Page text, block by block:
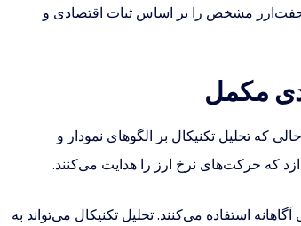
مشخص را بر اساس ثبات اقتصادی و
که تحلیل تکنیکال بر الگوهای نمودار و
که حرکت‌های نرخ ارز را هدایت می‌کنند.
استفاده می‌کنند. تحلیل تکنیکال می‌تواند به